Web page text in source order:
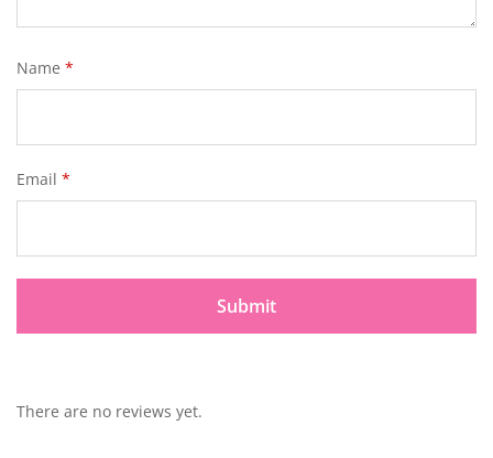
Name *
Email *
There are no reviews yet.